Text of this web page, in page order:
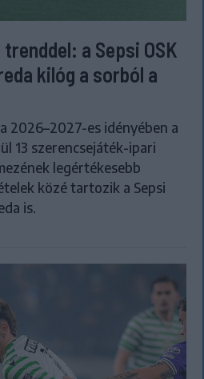
a Sepsi OSK
kilóg a sorból a
2026–2027-es idényében a
13 szerencsejáték-ipari
legértékesebb
közé tartozik a Sepsi
is.